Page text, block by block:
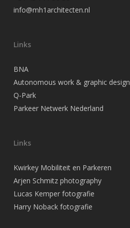
info@mh1architecten.nl
Links
BNA
Autonomous work & graphic design
Q-Park
Parkeer Netwerk Nederland
Links
Kwirkey Mobiliteit en Parkeren
Arjen Schmitz photography
Lucas Kemper fotografie
Harry Noback fotografie